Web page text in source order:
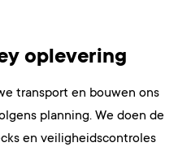
oplevering
transport en bouwen ons
planning. We doen de
en veiligheidscontroles